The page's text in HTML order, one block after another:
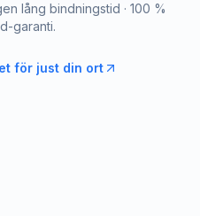
lång bindningstid · 100 %
garanti.
för just din ort